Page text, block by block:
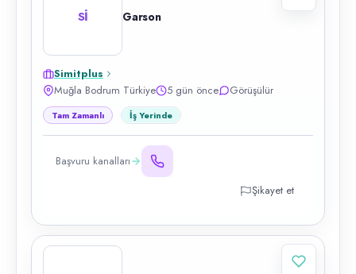
Sİ Garson
Simitplus
Muğla Bodrum Türkiye
5 gün önce Görüşülür
Tam Zamanlı İş Yerinde
Başvuru kanalları
Şikayet et